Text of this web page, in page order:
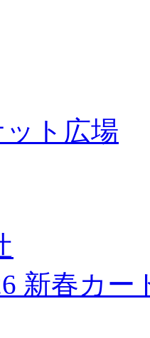
ト広場
新春カ